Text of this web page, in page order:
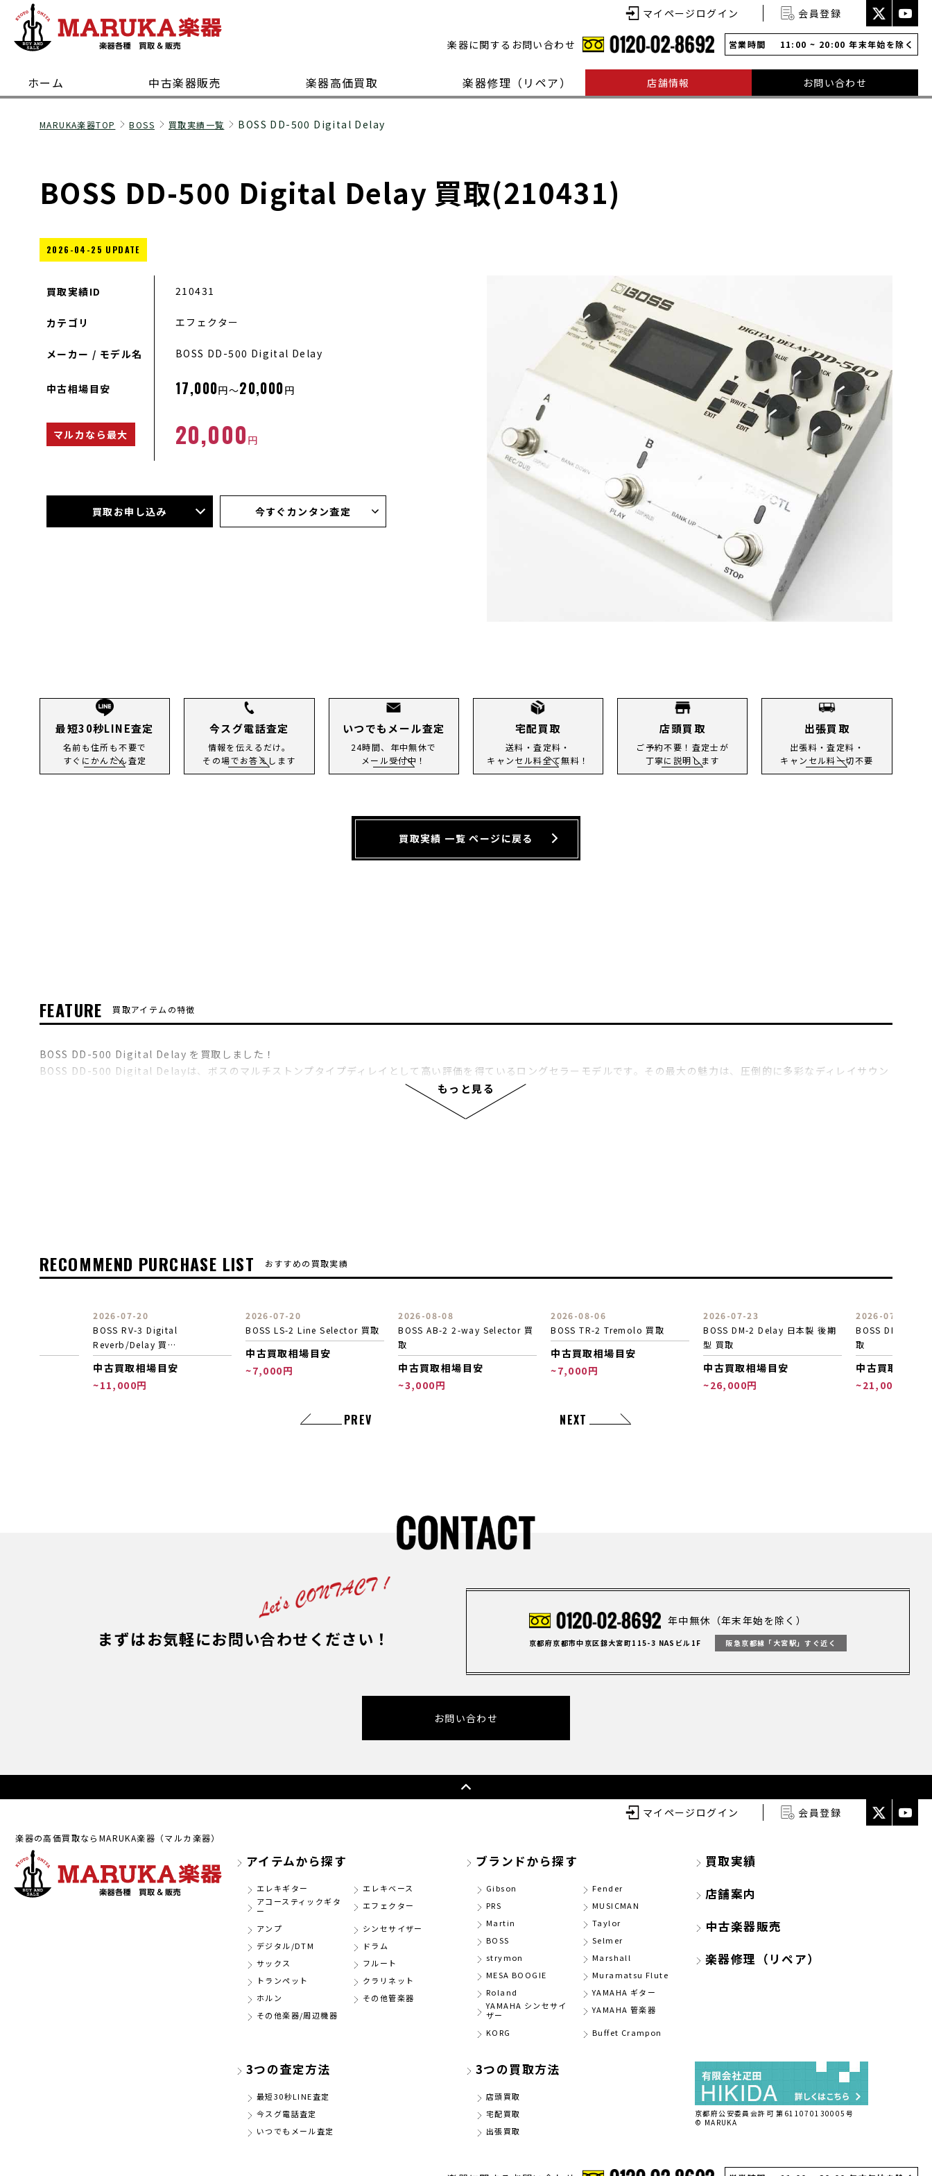
マイページログイン 会員登録
楽器に関するお問い合わせ 営業時間 11:00 ~ 20:00 年末年始を除く
ホーム 中古楽器販売 楽器高価買取 楽器修理（リペア） 店舗情報 お問い合わせ
MARUKA楽器TOP BOSS 買取実績一覧 BOSS DD-500 Digital Delay
BOSS DD-500 Digital Delay 買取(210431)
2026-04-25 UPDATE
買取実績ID 210431
カテゴリ エフェクター
メーカー / モデル名 BOSS DD-500 Digital Delay
中古相場目安 17,000円～20,000円
マルカなら最大 20,000 円
買取お申し込み 今すぐカンタン査定
最短30秒LINE査定
名前も住所も不要で
すぐにかんたん査定
今スグ電話査定
情報を伝えるだけ。
その場でお答えします
いつでもメール査定
24時間、年中無休で
メール受付中！
宅配買取
送料・査定料・
キャンセル料全て無料！
店頭買取
ご予約不要！査定士が
丁寧に説明します
出張買取
出張料・査定料・
キャンセル料一切不要
買取実績 一覧 ページに戻る
FEATURE 買取アイテムの特徴
もっと見る
BOSS DD-500 Digital Delay を買取しました！
BOSS DD-500 Digital Delayは、ボスのマルチストンプタイプディレイとして高い評価を得ているロングセラーモデルです。その最大の魅力は、圧倒的に多彩なディレイサウン
ドを内包している点にあります。シンプルな操作感でプレイヤーの求める音色をスムーズに作り出せるインターフェースも特徴です。
細やかなエフェクト制御機能や柔軟なルーティング機能が充実しており、従来のペダルでは難しかった、より一層クリエイティブで自由度の高い音作りを実現します。ギタリスト
やベーシストのサウンドメイクの幅を大きく広げる一台として、多くのプレイヤーから支持され続けています。
RECOMMEND PURCHASE LIST おすすめの買取実績
PREV
BOSS RV-3 Digital
Reverb/Delay 買…
中古買取相場目安
BOSS LS-2 Line Selector 買取
中古買取相場目安
~7,000円
BOSS AB-2 2-way Selector 買
取
中古買取相場目安
BOSS TR-2 Tremolo 買取
中古買取相場目安
~7,000円
BOSS DM-2 Delay 日本製 後期
型 買取
中古買取相場目安
BOSS DD-200 Digital Delay 買
中古買取相場目安
NEXT
まずはお気軽にお問い合わせください！
年中無休（年末年始を除く）
京都府京都市中京区錦大宮町115-3 NASビル1F 阪急京都線「大宮駅」すぐ近く
お問い合わせ
マイページログイン 会員登録
楽器の高価買取ならMARUKA楽器（マルカ楽器）
アイテムから探す
エレキギター
エレキベース
アコースティックギタ
ー
エフェクター
アンプ
シンセサイザー
デジタル/DTM
ドラム
サックス
フルート
トランペット
クラリネット
ホルン
その他管楽器
その他楽器/周辺機器
ブランドから探す
Gibson
Fender
PRS
MUSICMAN
Martin
Taylor
BOSS
Selmer
strymon
Marshall
MESA BOOGIE
Muramatsu Flute
Roland
YAMAHA ギター
YAMAHA シンセサイ
ザー
YAMAHA 管楽器
KORG Buffet Crampon
買取実績
店舗案内
中古楽器販売
楽器修理（リペア）
3つの査定方法
最短30秒LINE査定
今スグ電話査定
いつでもメール査定
3つの買取方法
店頭買取
宅配買取
出張買取
京都府公安委員会許可 第611070130005号
© MARUKA